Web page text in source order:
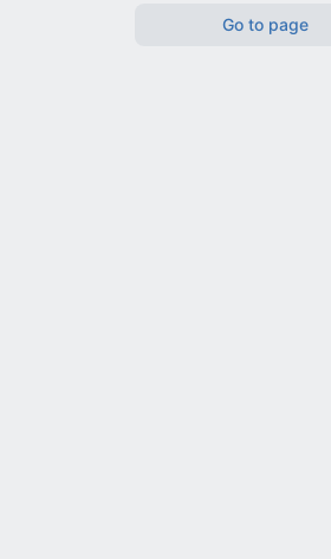
Go to page